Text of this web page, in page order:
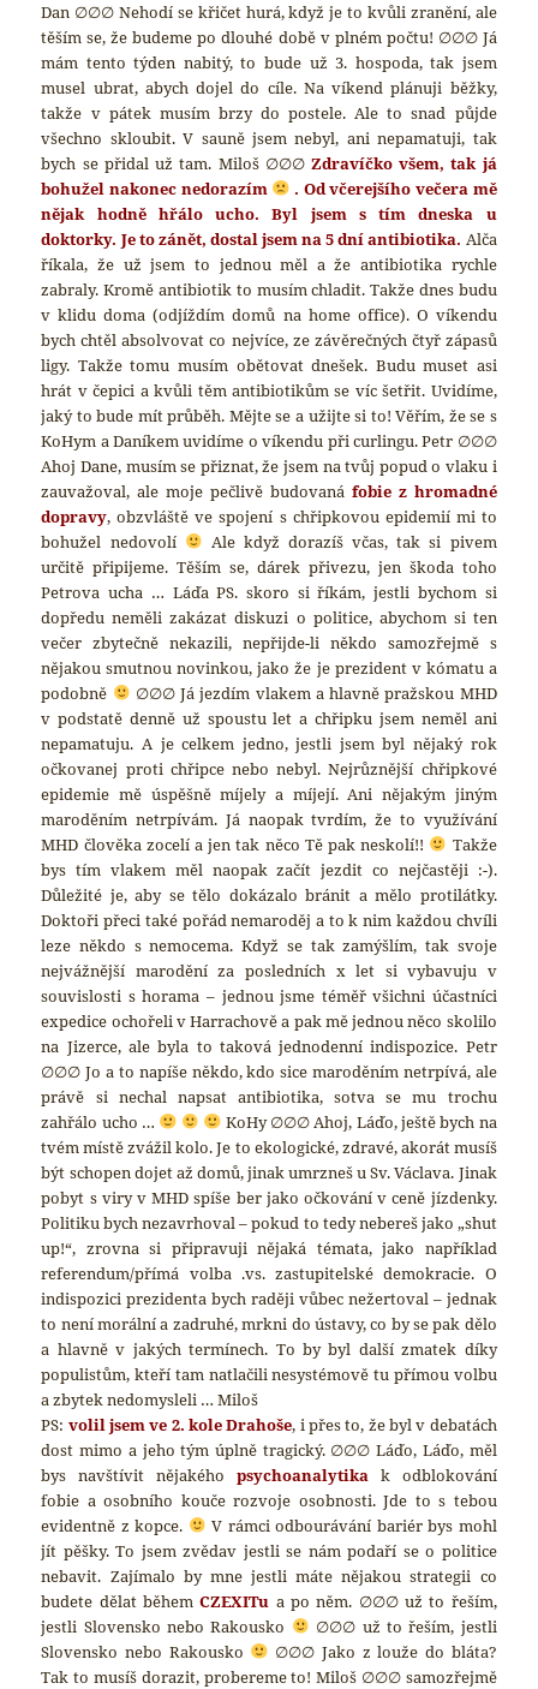
Dan ∅∅∅ Nehodí se křičet hurá, když je to kvůli zranění, ale
těším se, že budeme po dlouhé době v plném počtu! ∅∅∅ Já
mám tento týden nabitý, to bude už 3. hospoda, tak jsem
musel ubrat, abych dojel do cíle. Na víkend plánuji běžky,
takže v pátek musím brzy do postele. Ale to snad půjde
všechno skloubit. V sauně jsem nebyl, ani nepamatuji, tak
bych se přidal už tam. Miloš ∅∅∅ Zdravíčko všem, tak já
bohužel nakonec nedorazím
. Od včerejšího večera mě
nějak hodně hřálo ucho. Byl jsem s tím dneska u
doktorky. Je to zánět, dostal jsem na 5 dní antibiotika. Alča
říkala, že už jsem to jednou měl a že antibiotika rychle
zabraly. Kromě antibiotik to musím chladit. Takže dnes budu
v klidu doma (odjíždím domů na home office). O víkendu
bych chtěl absolvovat co nejvíce, ze závěrečných čtyř zápasů
ligy. Takže tomu musím obětovat dnešek. Budu muset asi
hrát v čepici a kvůli těm antibiotikům se víc šetřit. Uvidíme,
jaký to bude mít průběh. Mějte se a užijte si to! Věřím, že se s
KoHym a Daníkem uvidíme o víkendu při curlingu. Petr ∅∅∅
Ahoj Dane, musím se přiznat, že jsem na tvůj popud o vlaku i
zauvažoval, ale moje pečlivě budovaná fobie z hromadné
dopravy, obzvláště ve spojení s chřipkovou epidemií mi to
bohužel nedovolí
Ale když dorazíš včas, tak si pivem
určitě připijeme. Těším se, dárek přivezu, jen škoda toho
Petrova ucha … Láďa PS. skoro si říkám, jestli bychom si
dopředu neměli zakázat diskuzi o politice, abychom si ten
večer zbytečně nekazili, nepřijde-li někdo samozřejmě s
nějakou smutnou novinkou, jako že je prezident v kómatu a
podobně
∅∅∅ Já jezdím vlakem a hlavně pražskou MHD
v podstatě denně už spoustu let a chřipku jsem neměl ani
nepamatuju. A je celkem jedno, jestli jsem byl nějaký rok
očkovanej proti chřipce nebo nebyl. Nejrůznější chřipkové
epidemie mě úspěšně míjely a míjejí. Ani nějakým jiným
maroděním netrpívám. Já naopak tvrdím, že to využívání
MHD člověka zocelí a jen tak něco Tě pak neskolí!!
Takže
bys tím vlakem měl naopak začít jezdit co nejčastěji :-).
Důležité je, aby se tělo dokázalo bránit a mělo protilátky.
Doktoři přeci také pořád nemaroděj a to k nim každou chvíli
leze někdo s nemocema. Když se tak zamýšlím, tak svoje
nejvážnější marodění za posledních x let si vybavuju v
souvislosti s horama – jednou jsme téměř všichni účastníci
expedice ochořeli v Harrachově a pak mě jednou něco skolilo
na Jizerce, ale byla to taková jednodenní indispozice. Petr
∅∅∅ Jo a to napíše někdo, kdo sice maroděním netrpívá, ale
právě si nechal napsat antibiotika, sotva se mu trochu
zahřálo ucho …
KoHy ∅∅∅ Ahoj, Láďo, ještě bych na
tvém místě zvážil kolo. Je to ekologické, zdravé, akorát musíš
být schopen dojet až domů, jinak umrzneš u Sv. Václava. Jinak
pobyt s viry v MHD spíše ber jako očkování v ceně jízdenky.
Politiku bych nezavrhoval – pokud to tedy nebereš jako „shut
up!“, zrovna si připravuji nějaká témata, jako například
referendum/přímá volba .vs. zastupitelské demokracie. O
indispozici prezidenta bych raději vůbec nežertoval – jednak
to není morální a zadruhé, mrkni do ústavy, co by se pak dělo
a hlavně v jakých termínech. To by byl další zmatek díky
populistům, kteří tam natlačili nesystémově tu přímou volbu
a zbytek nedomysleli … Miloš
PS: volil jsem ve 2. kole Drahoše, i přes to, že byl v debatách
dost mimo a jeho tým úplně tragický. ∅∅∅ Láďo, Láďo, měl
bys navštívit nějakého psychoanalytika k odblokování
fobie a osobního kouče rozvoje osobnosti. Jde to s tebou
evidentně z kopce.
V rámci odbourávání bariér bys mohl
jít pěšky. To jsem zvědav jestli se nám podaří se o politice
nebavit. Zajímalo by mne jestli máte nějakou strategii co
budete dělat běhemCZEXITu a po něm. ∅∅∅ už to řeším,
jestli Slovensko nebo Rakousko
∅∅∅ už to řeším, jestli
Slovensko nebo Rakousko
∅∅∅ Jako z louže do bláta?
Tak to musíš dorazit, probereme to! Miloš ∅∅∅ samozřejmě